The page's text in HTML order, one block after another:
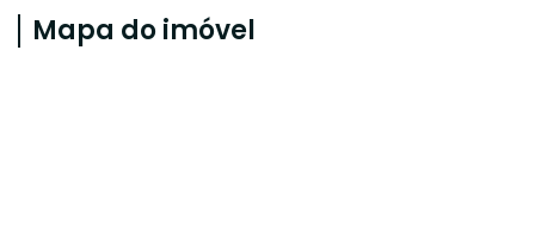
Mapa do imóvel